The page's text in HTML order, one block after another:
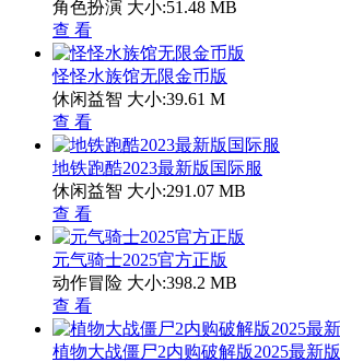
角色扮演 大小:51.48 MB
查 看
怪怪水族馆无限金币版
休闲益智 大小:39.61 M
查 看
地铁跑酷2023最新版国际服
休闲益智 大小:291.07 MB
查 看
元气骑士2025官方正版
动作冒险 大小:398.2 MB
查 看
植物大战僵尸2内购破解版2025最新版